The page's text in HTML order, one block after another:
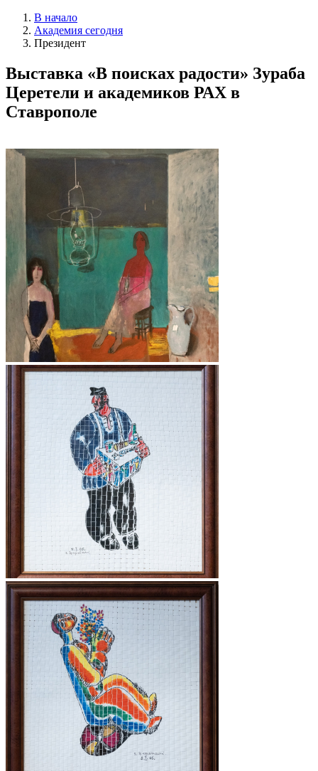
В начало
Академия сегодня
Президент
Выставка «В поисках радости» Зураба
Церетели и академиков РАХ в
Ставрополе